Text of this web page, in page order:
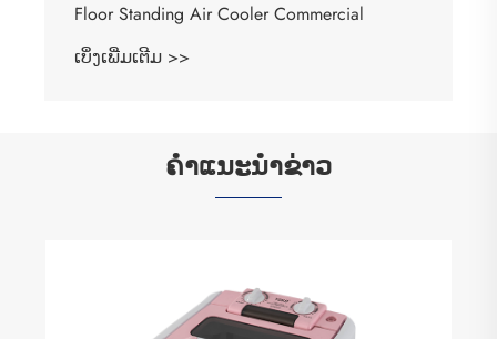
Floor Standing Air Cooler Commercial
ເບິ່ງເພີ່ມເຕີມ >>
ຄໍາແນະນໍາຂ່າວ